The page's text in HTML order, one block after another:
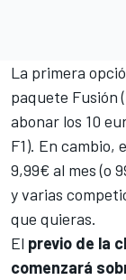
La primera
paquete Fusión
abonar los 10
F1). En cambio,
9,99€ al mes (o
y varias
que quieras.
El previo de la
comenzará